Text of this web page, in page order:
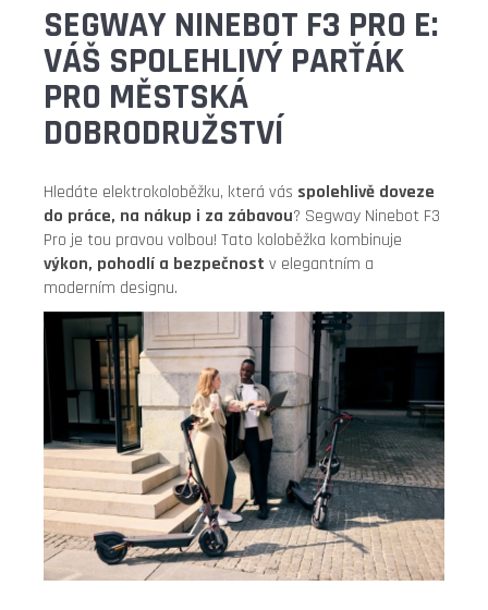
SEGWAY NINEBOT F3 PRO E:
VÁŠ SPOLEHLIVÝ PARŤÁK
PRO MĚSTSKÁ
DOBRODRUŽSTVÍ
Hledáte elektrokoloběžku, která vás spolehlivě doveze
do práce, na nákup i za zábavou? Segway Ninebot F3
Pro je tou pravou volbou! Tato koloběžka kombinuje
výkon, pohodlí a bezpečnost v elegantním a
moderním designu.